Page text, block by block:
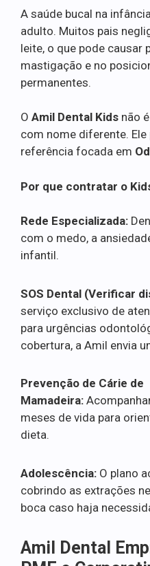
A saúde bucal na
adulto. Muitos pais
leite, o que pode causar
mastigação e no
permanentes.
O Amil Dental Kids não
com nome diferente.
referência focada em
Por que contratar o
Rede Especializada:
com o medo, a
infantil.
SOS Dental (Verificar
serviço exclusivo de
para urgências
cobertura, a Amil envia
Prevenção de Cárie de
Mamadeira:
meses de vida para
dieta.
Adolescência: O plano
cobrindo as extrações
boca caso haja
Amil Dental